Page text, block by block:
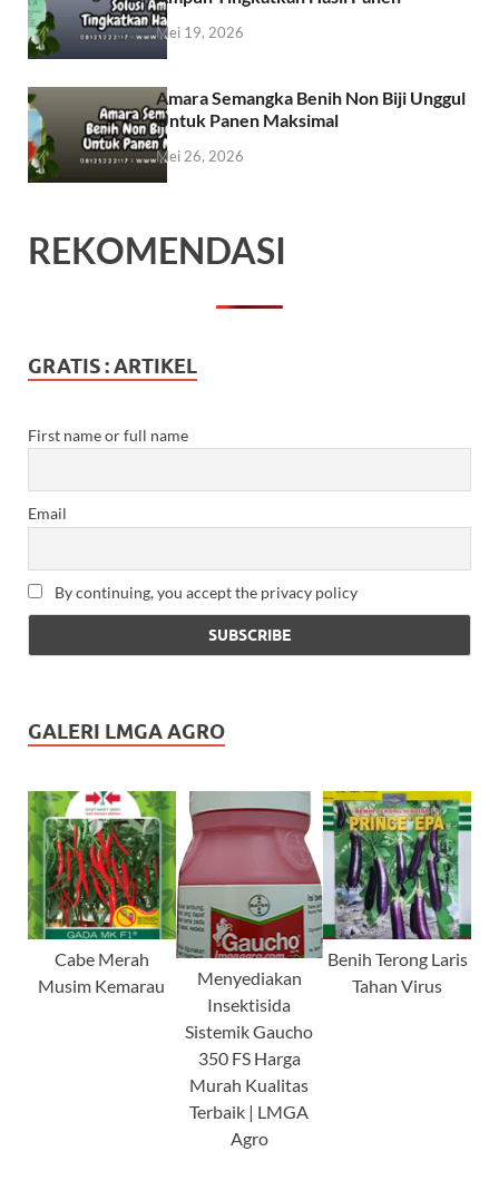
Mei 19, 2026
Amara Semangka Benih Non Biji Unggul
Untuk Panen Maksimal
Mei 26, 2026
REKOMENDASI
GRATIS : ARTIKEL
First name or full name
Email
By continuing, you accept the privacy policy
GALERI LMGA AGRO
Cabe Merah
Musim Kemarau
Menyediakan
Insektisida
Sistemik Gaucho
350 FS Harga
Murah Kualitas
Terbaik | LMGA
Agro
Benih Terong Laris
Tahan Virus